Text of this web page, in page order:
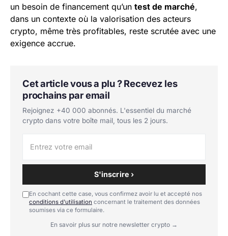
un besoin de financement qu’un test de marché,
dans un contexte où la valorisation des acteurs
crypto, même très profitables, reste scrutée avec une
exigence accrue.
Cet article vous a plu ? Recevez les
prochains par email
Rejoignez +40 000 abonnés. L'essentiel du marché
crypto dans votre boîte mail, tous les 2 jours.
S'inscrire ›
En cochant cette case, vous confirmez avoir lu et accepté nos
conditions d'utilisation concernant le traitement des données
soumises via ce formulaire.
En savoir plus sur notre newsletter crypto →